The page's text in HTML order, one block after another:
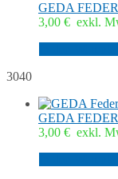
GEDA
3,00 € exkl.
3040
GEDA
3,00 € exkl.